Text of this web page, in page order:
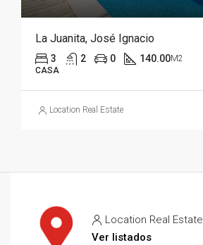
La Juanita, José Ignacio
3 2 0 140.00M2
CASA
Location Real Estate
Location Real Estate
Ver listados